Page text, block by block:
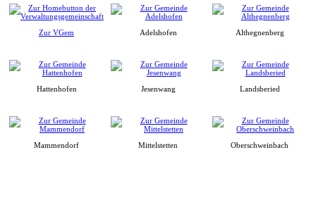
Zur VGem Adelshofen Althegnenberg
Hattenhofen Jesenwang Landsberied
Mammendorf Mittelstetten Oberschweinbach